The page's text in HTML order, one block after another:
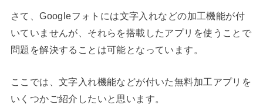
さて、Googleフォトには文字入れなどの加工機能が付
いていませんが、それらを搭載したアプリを使うことで
問題を解決することは可能となっています。
ここでは、文字入れ機能などが付いた無料加工アプリを
いくつかご紹介したいと思います。